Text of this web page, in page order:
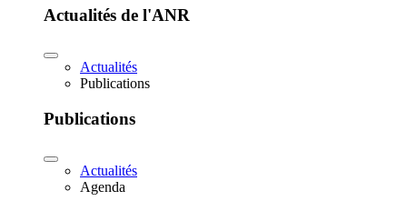
Actualités de l'ANR
Actualités
Publications
Publications
Actualités
Agenda